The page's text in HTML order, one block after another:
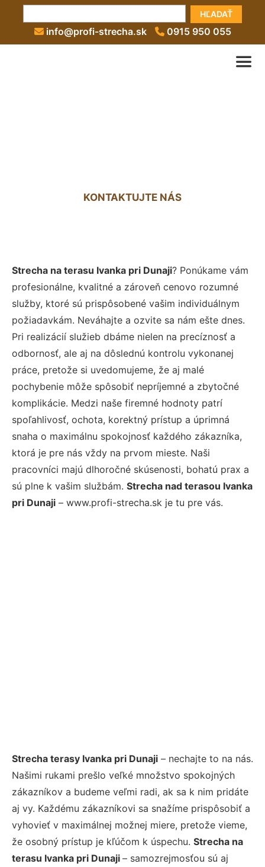
HĽADAŤ
info@profi-strecha.sk 0915 950 055
KONTAKTUJTE NÁS
Strecha na terasu Ivanka pri Dunaji? Ponúkame vám
profesionálne, kvalitné a zároveň cenovo rozumné
služby, ktoré sú prispôsobené vašim individuálnym
požiadavkám. Neváhajte a ozvite sa nám ešte dnes.
Pri realizácií služieb dbáme nielen na precíznosť a
odbornosť, ale aj na dôslednú kontrolu vykonanej
práce, pretože si uvedomujeme, že aj malé
pochybenie môže spôsobiť nepríjemné a zbytočné
komplikácie. Medzi naše firemné hodnoty patrí
spoľahlivosť, ochota, korektný prístup a úprimná
snaha o maximálnu spokojnosť každého zákazníka,
ktorá je pre nás vždy na prvom mieste. Naši
pracovníci majú dlhoročné skúsenosti, bohatú prax a
sú plne k vašim službám. Strecha nad terasou Ivanka
pri Dunaji – www.profi-strecha.sk je tu pre vás.
Strecha terasy Ivanka pri Dunaji – nechajte to na nás.
Našimi rukami prešlo veľké množstvo spokojných
zákazníkov a budeme veľmi radi, ak sa k nim pridáte
aj vy. Každému zákazníkovi sa snažíme prispôsobiť a
vyhovieť v maximálnej možnej miere, pretože vieme,
že osobný prístup je kľúčom k úspechu. Strecha na
terasu Ivanka pri Dunaji – samozrejmosťou sú aj